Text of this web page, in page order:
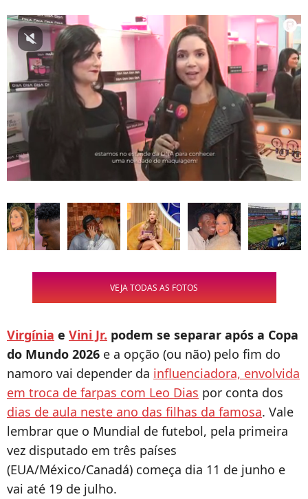
VEJA TODAS AS FOTOS
Virgínia e Vini Jr. podem se separar após a Copa
do Mundo 2026 e a opção (ou não) pelo fim do
namoro vai depender da influenciadora, envolvida
em troca de farpas com Leo Dias por conta dos
dias de aula neste ano das filhas da famosa. Vale
lembrar que o Mundial de futebol, pela primeira
vez disputado em três países
(EUA/México/Canadá) começa dia 11 de junho e
vai até 19 de julho.